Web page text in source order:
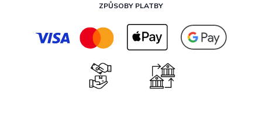
ZPŮSOBY PLATBY